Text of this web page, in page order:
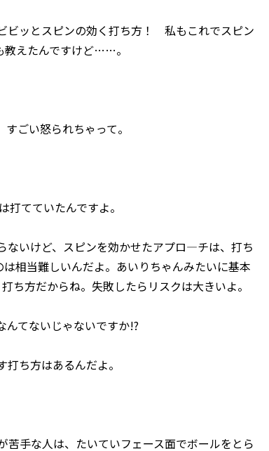
ッとスピンの効く打ち方！ 私もこれでスピン
えたんですけど……。
ごい怒られちゃって。
てていたんですよ。
ないけど、スピンを効かせたアプロ―チは、打ち
相当難しいんだよ。あいりちゃんみたいに基本
ち方だからね。失敗したらリスクは大きいよ。
んてないじゃないですか!?
ち方はあるんだよ。
手な人は、たいていフェース面でボールをとら